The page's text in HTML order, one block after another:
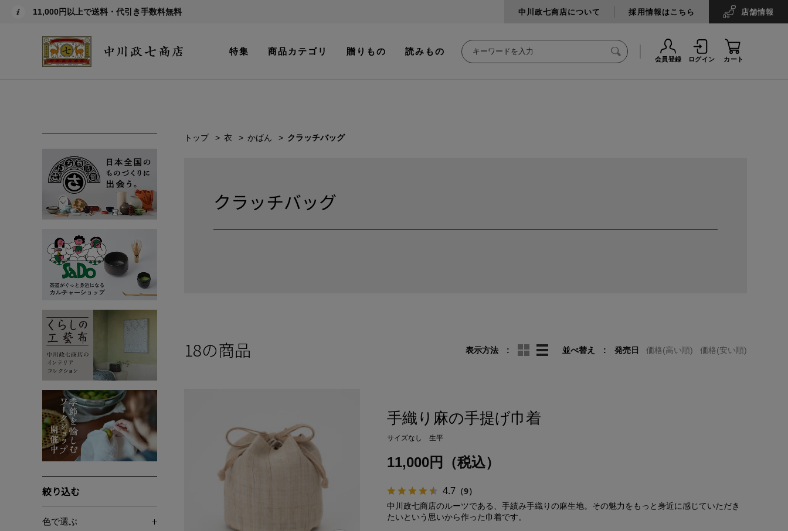
11,000円以上で送料・代引き手数料無料 中川政七商店について 採用情報はこちら 店舗情報
特集 商品カテゴリ 贈りもの 読みもの
会員登録 ログイン カート
絞り込む
色で選ぶ
トップ 衣 かばん クラッチバッグ
クラッチバッグ
18の商品 表示方法 並べ替え 発売日 価格(高い順) 価格(安い順)
手織り麻の手提げ巾着
サイズなし 生平
11,000円（税込）
4.7 （9）
中川政七商店のルーツである、手績み手織りの麻生地。その魅力をもっと身近に感じていただき
たいという思いから作った巾着です。